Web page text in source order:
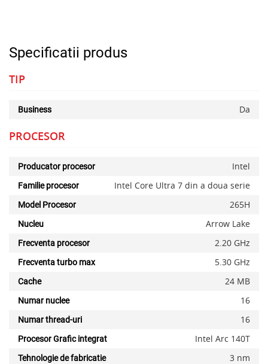
Specificatii produs
TIP
Business Da
PROCESOR
Producator procesor Intel
Familie procesor Intel Core Ultra 7 din a doua serie
Model Procesor 265H
Nucleu Arrow Lake
Frecventa procesor 2.20 GHz
Frecventa turbo max 5.30 GHz
Cache 24 MB
Numar nuclee 16
Numar thread-uri 16
Procesor Grafic integrat Intel Arc 140T
Tehnologie de fabricatie 3 nm